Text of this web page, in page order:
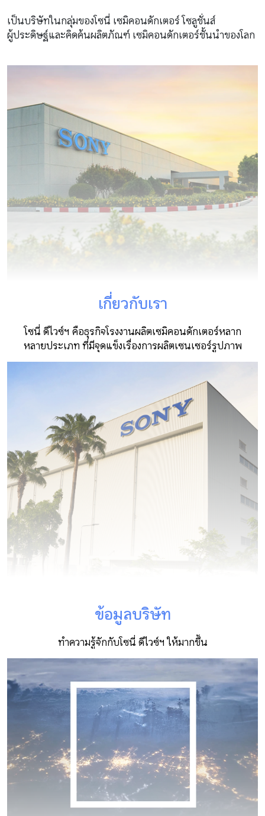
เป็นบริษัทในกลุ่มของโซนี่ เซมิคอนดักเตอร์ โซลูชั่นส์
ผู้ประดิษฐ์และคิดค้นผลิตภัณฑ์ เซมิคอนดักเตอร์ชั้นนำของโลก
เกี่ยวกับเรา
โซนี่ ดีไวซ์ฯ คือธุรกิจโรงงานผลิตเซมิคอนดักเตอร์หลาก
หลายประเภท ที่มีจุดแข็งเรื่องการผลิตเซนเซอร์รูปภาพ
ข้อมูลบริษัท
ทำความรู้จักกับโซนี่ ดีไวซ์ฯ ให้มากขึ้น